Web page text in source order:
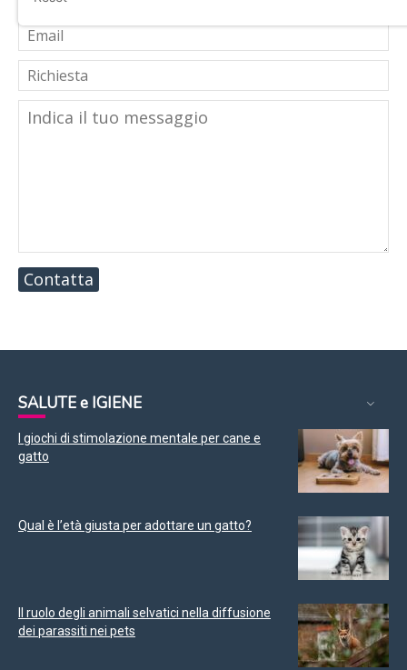
Contatta
SALUTE e IGIENE
I giochi di stimolazione mentale per cane e
gatto
Qual è l’età giusta per adottare un gatto?
Il ruolo degli animali selvatici nella diffusione
dei parassiti nei pets